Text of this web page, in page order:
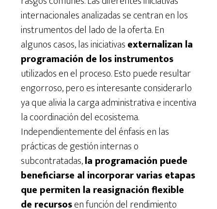
internacionales analizadas se centran en los
instrumentos del lado de la oferta. En
algunos casos, las iniciativasexternalizan la
programación de los instrumentos
utilizados en el proceso. Esto puede resultar
engorroso, pero es interesante considerarlo
ya que alivia la carga administrativa e incentiva
la coordinación del ecosistema.
Independientemente del énfasis en las
prácticas de gestión internas o
subcontratadas,la programación puede
beneficiarse al incorporar varias etapas
que permiten la reasignación flexible
de recursosen función del rendimiento